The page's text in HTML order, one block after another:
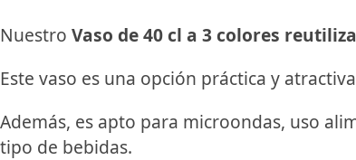
Nuestro Vaso de 40 cl a 3 colores
Este vaso es una opción práctica y
Además, es apto para microondas, uso
tipo de bebidas.